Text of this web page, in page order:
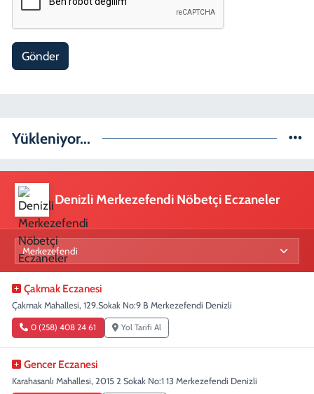
Gönder
Yükleniyor...
Denizli Merkezefendi Nöbetçi Eczaneler
Çakmak Eczanesi
Çakmak Mahallesi, 129.Sokak No:9 B Merkezefendi Denizli
0 (258) 408 24 61 Yol Tarifi Al
Gencer Eczanesi
Karahasanlı Mahallesi, 2015 2 Sokak No:1 13 Merkezefendi Denizli